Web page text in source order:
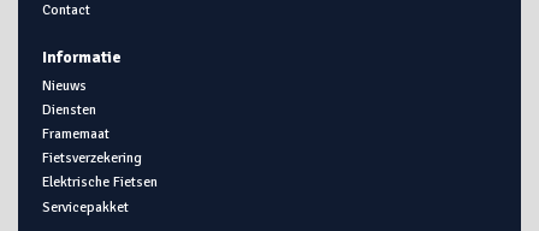
Contact
Informatie
Nieuws
Diensten
Framemaat
Fietsverzekering
Elektrische Fietsen
Servicepakket